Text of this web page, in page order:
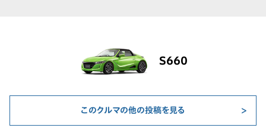
S660
このクルマの他の投稿を見る